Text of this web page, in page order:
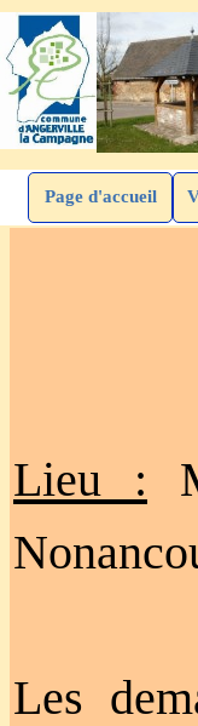
Page d'accueil
Lieu :
Les